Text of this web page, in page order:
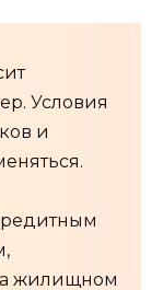
Условия
и
жилищном